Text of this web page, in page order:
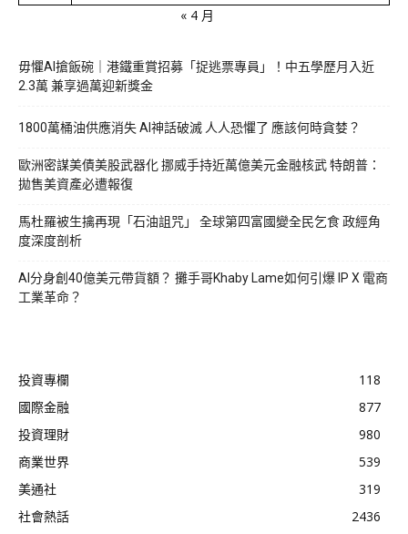
« 4 月
毋懼AI搶飯碗｜港鐵重賞招募「捉逃票專員」！中五學歷月入近
2.3萬 兼享過萬迎新獎金
1800萬桶油供應消失 AI神話破滅 人人恐懼了 應該何時貪婪？
歐洲密謀美債美股武器化 挪威手持近萬億美元金融核武 特朗普：
拋售美資產必遭報復
馬杜羅被生擒再現「石油詛咒」 全球第四富國變全民乞食 政經角
度深度剖析
AI分身創40億美元帶貨額？ 攤手哥Khaby Lame如何引爆 IP X 電商
工業革命？
投資專欄
118
國際金融
877
投資理財
980
商業世界
539
美通社
319
社會熱話
2436